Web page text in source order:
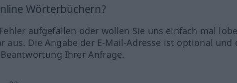
Wörterbüchern?
aufgefallen oder wollen Sie uns einfach mal
aus. Die Angabe der E-Mail-Adresse ist optional und
Ihrer Anfrage.